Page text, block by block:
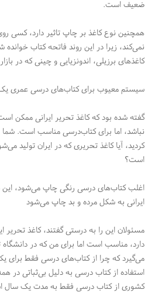
ضعیف است.
همچنین نوع کاغذ بر چاپ تاثیر دارد، کسی
نمی‌کند، زیرا در این روند فاتحه کتاب
کاغذهای برزیلی، اندونزیایی و چینی که در
سیستم معیوب برای کتاب‌های درسی عمری یک
گفته شده بود که کاغذ تحریر ایرانی ممکن
نباشد، اما برای کتاب‌درسی مناسب است.
کردید، آیا کاغذ تحریری که در ایران تولید
است؟
اغلب کتاب‌های درسی رنگی چاپ می‌شود،
ایرانی به شکل مرده و بد چاپ می‌شود
مسئولان این را به درستی گفتند، کاغذ تحریر
دارد، مناسب است اما برای من که در
می‌گیرد که چرا از کتاب‌های درسی فقط برای
استفاده از کتاب درسی به دلیل بی‌ثباتی
کشوری از کتاب درسی فقط به مدت یک سال